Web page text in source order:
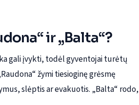
ir „Balta“?
gali įvykti, todėl gyventojai turėtų
žymi tiesioginę grėsmę
slėptis ar evakuotis. „Balta“ rodo,